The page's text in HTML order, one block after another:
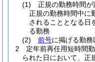
(1)
正規の勤務時間が
正規の勤務時間中に
されることとなる日
る勤務
(2)
前号に掲げる勤務
2
定年前再任用短時間
られた日において、正